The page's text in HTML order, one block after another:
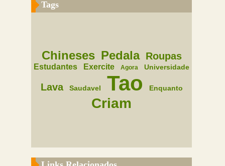
Tags
Chineses Pedala Roupas
Estudantes Exercite Agora Universidade
Lava Saudavel Tao Enquanto
Criam